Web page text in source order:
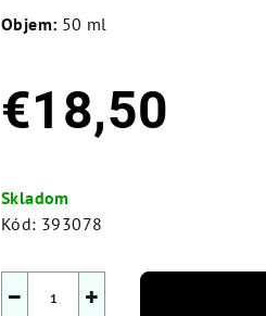
Objem: 50 ml
€18,50
cena:
Skladom
Kód: 393078
+
−